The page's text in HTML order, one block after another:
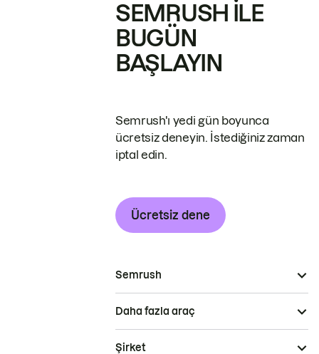
SEMRUSH ILE
BUGÜN
BAŞLAYIN
Semrush'ı yedi gün boyunca
ücretsiz deneyin. İstediğiniz zaman
iptal edin.
Ücretsiz dene
Semrush
Daha fazla araç
Şirket